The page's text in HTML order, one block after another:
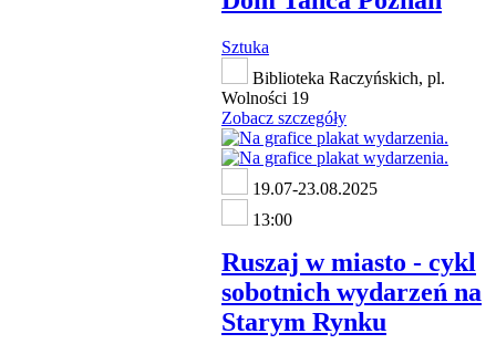
Sztuka
Biblioteka Raczyńskich, pl.
Wolności 19
Zobacz szczegóły
19.07-23.08.2025
13:00
Ruszaj w miasto - cykl
sobotnich wydarzeń na
Starym Rynku